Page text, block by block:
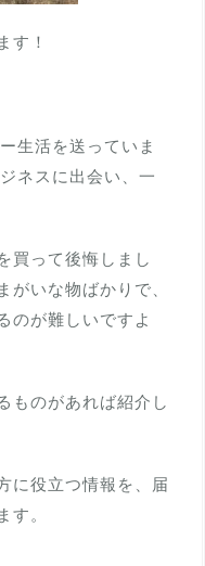
す！
生活を送っていま
ネスに出会い、一
買って後悔しまし
いな物ばかりで、
のが難しいですよ
ものがあれば紹介し
に役立つ情報を、届
。